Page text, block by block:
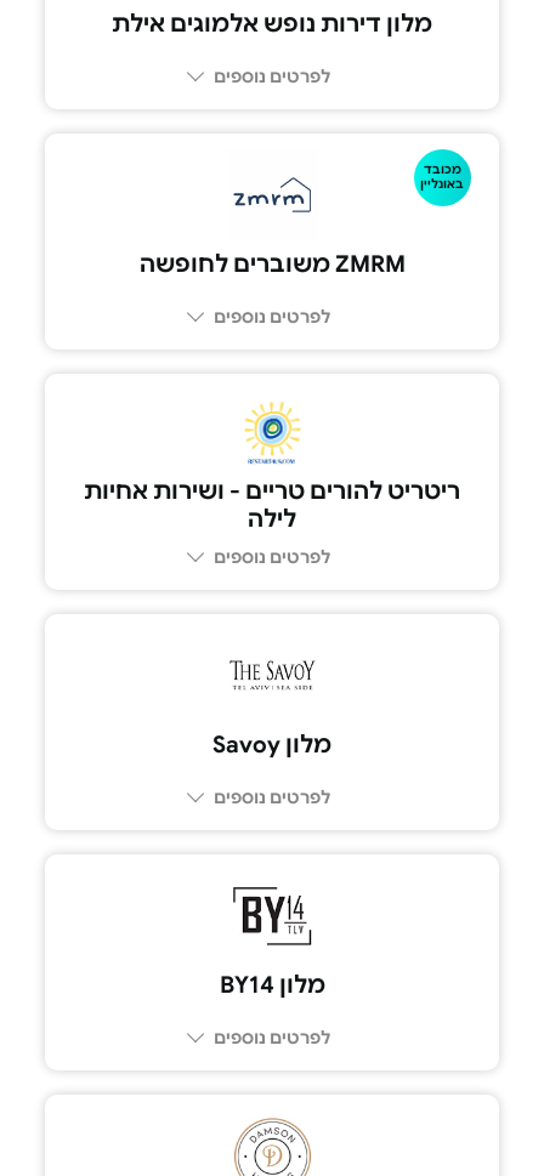
מלון דירות נופש אלמוגים אילת
לפרטים נוספים
מכובד
באונליין
ZMRM משוברים לחופשה‏
לפרטים נוספים
ריטריט להורים טריים - ושירות אחיות
לילה
לפרטים נוספים
מלון Savoy
לפרטים נוספים
מלון BY14
לפרטים נוספים